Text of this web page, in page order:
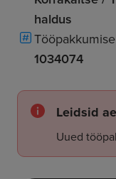
haldus
1034074
Leidsid
Uued